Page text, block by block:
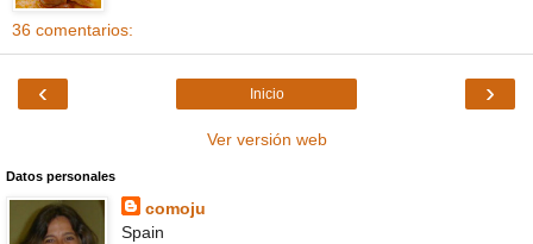
36 comentarios:
‹ ›
Inicio
Ver versión web
Datos personales
comoju
Spain